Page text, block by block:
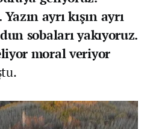
ayrı kışın ayrı
sobaları yakıyoruz.
moral veriyor